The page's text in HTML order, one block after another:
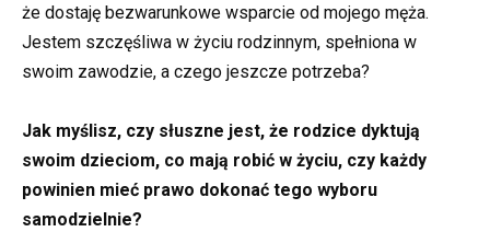
że dostaję bezwarunkowe wsparcie od mojego męża.
Jestem szczęśliwa w życiu rodzinnym, spełniona w
swoim zawodzie, a czego jeszcze potrzeba?
Jak myślisz, czy słuszne jest, że rodzice dyktują
swoim dzieciom, co mają robić w życiu, czy każdy
powinien mieć prawo dokonać tego wyboru
samodzielnie?